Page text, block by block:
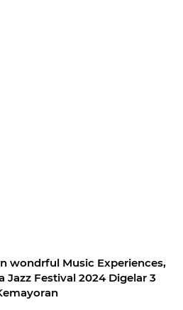
wondrful Music Experiences,
Jazz Festival 2024 Digelar 3